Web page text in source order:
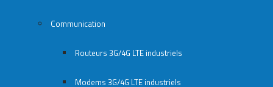
Communication
Routeurs 3G/4G LTE industriels
Modems 3G/4G LTE industriels